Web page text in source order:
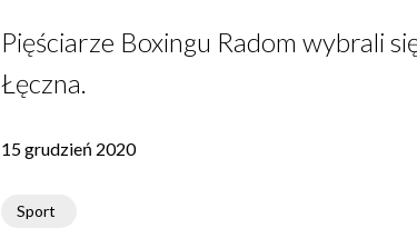
Pięściarze Boxingu Radom wybrali
Łęczna.
15 grudzień 2020
Sport